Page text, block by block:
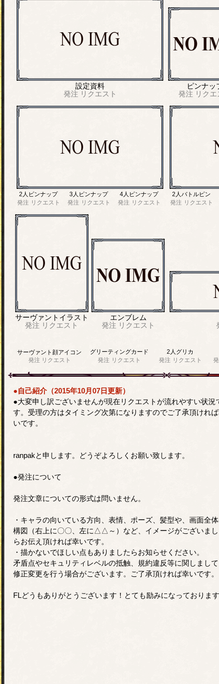
設定資料
発注 リクエスト
ピンナッ
発注 リク
2人ピンナップ
発注 リクエスト
3人ピンナップ
発注 リクエスト
4人ピンナップ
発注 リクエスト
2人バトルピン
発注 リクエスト
サーヴァントイラスト
発注 リクエスト
エンブレム
発注 リクエスト
サーヴァント顔アイコン
発注 リクエスト
グリーティングカード
発注 リクエスト
2人グリカ
発注 リクエスト
●自己紹介（2015年10月07日更新）
●大変申し訳ございませんが現在リクエストが流れやすい状況
す。受理の方はタイミング次第になりますのでご了承頂けれ
いです。
ranpakと申します。どうぞよろしくお願い致します。
●発注について
発注文章についての形式は問いません。
・キャラの向いている方向、表情、ポーズ、髪型や、画面全
構図（右上に〇〇、左に△△～）など、イメージがございま
らお伝え頂ければ幸いです。
・描かないでほしい点もありましたらお知らせください。
矛盾点やセキュリティレベルの抵触、規約違反等に関しまし
修正変更を行う場合がございます。ご了承頂ければ幸いです。
FLどうもありがとうございます！とても励みになっておりま